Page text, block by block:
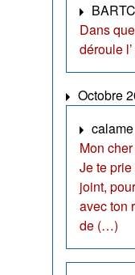
Dans
déroule
Octobre
calame
Mon
Je te
joint,
avec ton
de (…)